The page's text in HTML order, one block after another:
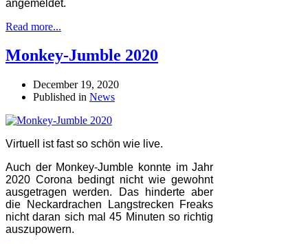
angemeldet.
Read more...
Monkey-Jumble 2020
December 19, 2020
Published in News
Virtuell ist fast so schön wie live.
Auch der Monkey-Jumble konnte im Jahr
2020 Corona bedingt nicht wie gewohnt
ausgetragen werden. Das hinderte aber
die Neckardrachen Langstrecken Freaks
nicht daran sich mal 45 Minuten so richtig
auszupowern.